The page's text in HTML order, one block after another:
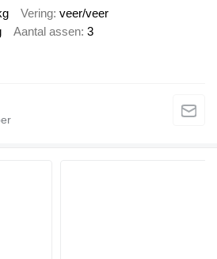
Vering veer/veer
Aantal assen 3